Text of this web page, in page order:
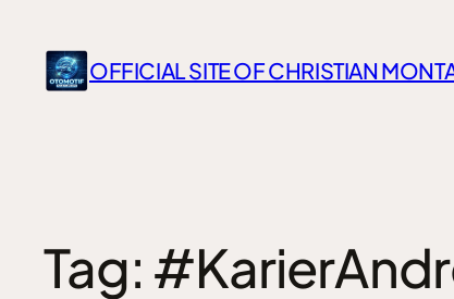
OFFICIAL SITE OF CHRISTIAN
Tag: